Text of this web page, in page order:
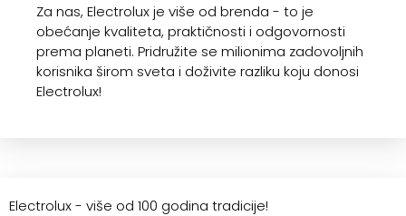
Za nas, Electrolux je više od brenda - to je
obećanje kvaliteta, praktičnosti i odgovornosti
prema planeti. Pridružite se milionima zadovoljnih
korisnika širom sveta i doživite razliku koju donosi
Electrolux!
Electrolux - više od 100 godina tradicije!